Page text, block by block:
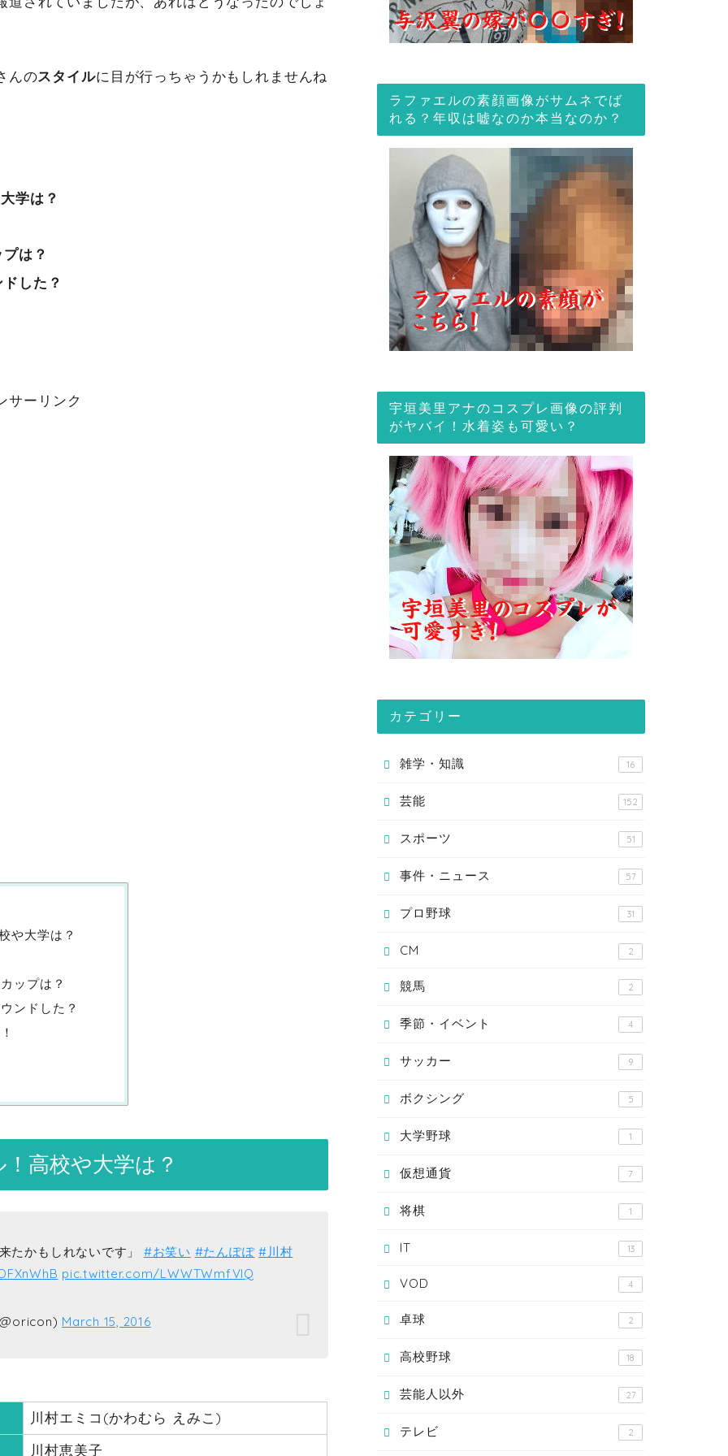
んのスタイルに目が行っちゃうかもしれませんね
学は？
は？
した？
サーリンク
や大学は？
ップは？
ンドした？
高校や大学は？
たかもしれないです」 #お笑い #たんぽぽ #川村
pic.twitter.com/LWWTWmfVlQ
March 15, 2016
川村エミコ(かわむら えみこ)
川村恵美子
ラファエルの素顔画像がサムネでば
れる？年収は嘘なのか本当なのか？
宇垣美里アナのコスプレ画像の評判
がヤバイ！水着姿も可愛い？
カテゴリー
雑学・知識 16
芸能 152
スポーツ 51
事件・ニュース 57
プロ野球 31
CM 2
競馬 2
季節・イベント 4
サッカー 9
ボクシング 5
大学野球 1
仮想通貨 7
将棋 1
IT 13
VOD 4
卓球 2
高校野球 18
芸能人以外 27
テレビ 2